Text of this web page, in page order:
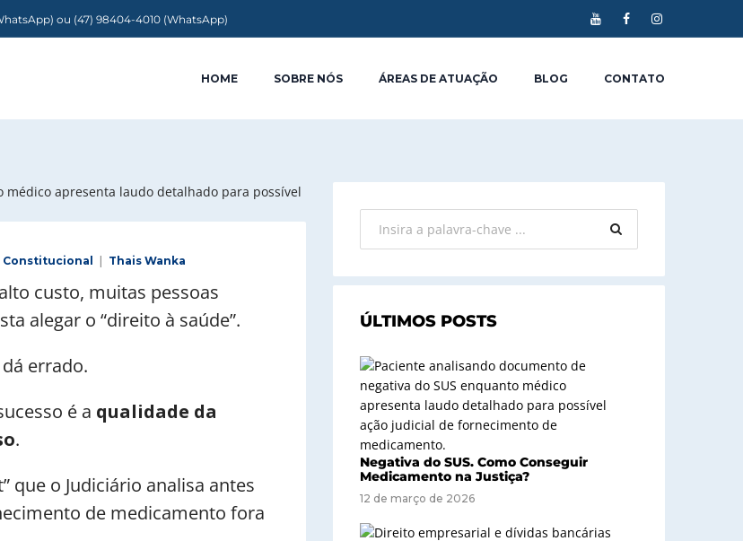
ou (47) 98404-4010 (WhatsApp)
HOME SOBRE NÓS ÁREAS DE ATUAÇÃO BLOG CONTATO
Thais Wanka
custo, muitas pessoas
alegar o “direito à saúde”.
errado.
é a qualidade da
.
que o Judiciário analisa antes
de medicamento fora
ÚLTIMOS POSTS
Negativa do SUS. Como Conseguir
Medicamento na Justiça?
12 de março de 2026